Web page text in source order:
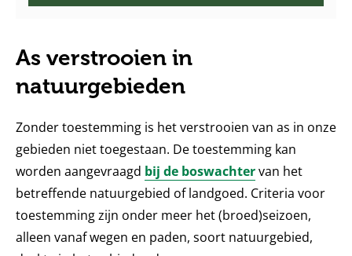
As verstrooien in
natuurgebieden
Zonder toestemming is het verstrooien van as in onze
gebieden niet toegestaan. De toestemming kan
worden aangevraagd bij de boswachtervan het
betreffende natuurgebied of landgoed. Criteria voor
toestemming zijn onder meer het (broed)seizoen,
alleen vanaf wegen en paden, soort natuurgebied,